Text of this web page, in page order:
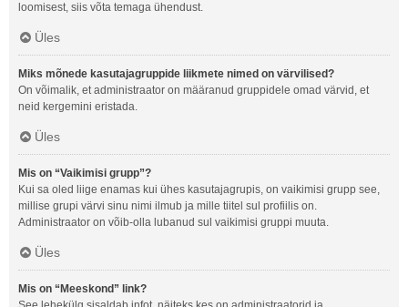
loomisest, siis võta temaga ühendust.
Üles
Miks mõnede kasutajagruppide liikmete nimed on värvilised?
On võimalik, et administraator on määranud gruppidele omad värvid, et
neid kergemini eristada.
Üles
Mis on “Vaikimisi grupp”?
Kui sa oled liige enamas kui ühes kasutajagrupis, on vaikimisi grupp see,
millise grupi värvi sinu nimi ilmub ja mille tiitel sul profiilis on.
Administraator on võib-olla lubanud sul vaikimisi gruppi muuta.
Üles
Mis on “Meeskond” link?